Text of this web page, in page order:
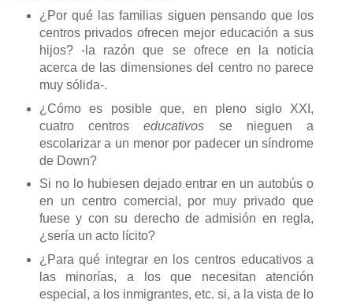
¿Por qué las familias siguen pensando que los
centros privados ofrecen mejor educación a sus
hijos? -la razón que se ofrece en la noticia
acerca de las dimensiones del centro no parece
muy sólida-.
¿Cómo es posible que, en pleno siglo XXI,
cuatro centroseducativos se nieguen a
escolarizar a un menor por padecer un síndrome
de Down?
Si no lo hubiesen dejado entrar en un autobús o
en un centro comercial, por muy privado que
fuese y con su derecho de admisión en regla,
¿sería un acto lícito?
¿Para qué integrar en los centros educativos a
las minorías, a los que necesitan atención
especial, a los inmigrantes, etc. si, a la vista de lo